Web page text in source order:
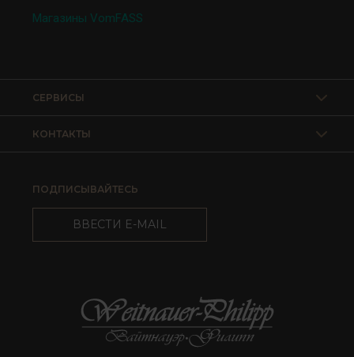
Магазины VomFASS
КОНТАКТЫ
СЕРВИСЫ
ПОДПИСЫВАЙТЕСЬ
ВВЕСТИ E-MAIL